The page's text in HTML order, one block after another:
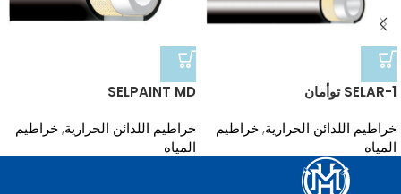
SELAR-1 توأمان
خراطيم اللدائن الحرارية,خراطيم
المياه
SELPAINT MD
خراطيم اللدائن الحرارية,خراطيم
المياه